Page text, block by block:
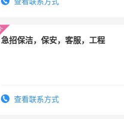
急招保洁，保安，客服，工程
查看联系方式